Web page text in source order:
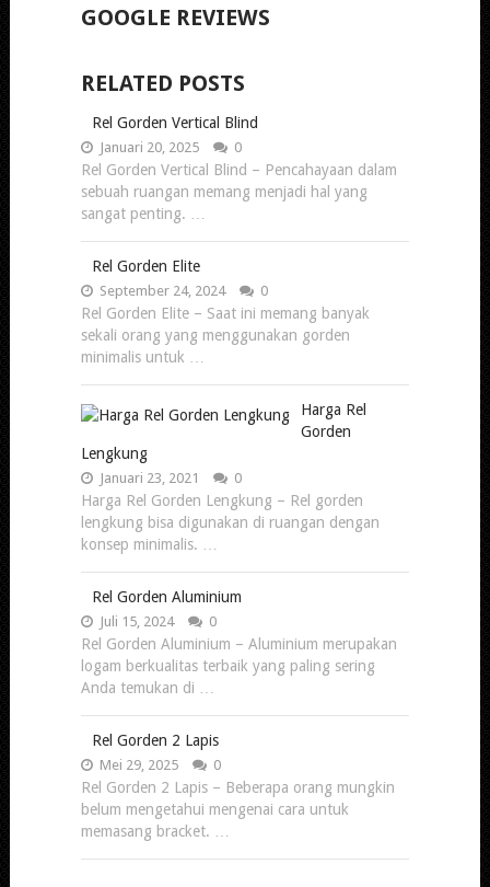
GOOGLE REVIEWS
RELATED POSTS
Rel Gorden Vertical Blind
Januari 20, 2025 0
Rel Gorden Vertical Blind – Pencahayaan dalam
sebuah ruangan memang menjadi hal yang
sangat penting. …
Rel Gorden Elite
September 24, 2024 0
Rel Gorden Elite – Saat ini memang banyak
sekali orang yang menggunakan gorden
minimalis untuk …
Harga Rel
Gorden
Lengkung
Januari 23, 2021 0
Harga Rel Gorden Lengkung – Rel gorden
lengkung bisa digunakan di ruangan dengan
konsep minimalis. …
Rel Gorden Aluminium
Juli 15, 2024 0
Rel Gorden Aluminium – Aluminium merupakan
logam berkualitas terbaik yang paling sering
Anda temukan di …
Rel Gorden 2 Lapis
Mei 29, 2025 0
Rel Gorden 2 Lapis – Beberapa orang mungkin
belum mengetahui mengenai cara untuk
memasang bracket. …